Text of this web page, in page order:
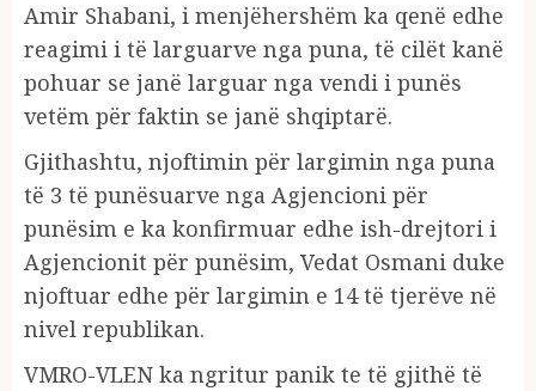
Amir Shabani, i menjëhershëm ka qenë edhe
reagimi i të larguarve nga puna, të cilët kanë
pohuar se janë larguar nga vendi i punës
vetëm për faktin se janë shqiptarë.
Gjithashtu, njoftimin për largimin nga puna
të 3 të punësuarve nga Agjencioni për
punësim e ka konfirmuar edhe ish-drejtori i
Agjencionit për punësim, Vedat Osmani duke
njoftuar edhe për largimin e 14 të tjerëve në
nivel republikan.
VMRO-VLEN ka ngritur panik te të gjithë të